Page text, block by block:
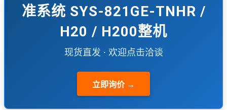
准系统 SYS-821GE-TNHR /
H20 / H200整机
现货直发 · 欢迎点击洽谈
立即询价 →